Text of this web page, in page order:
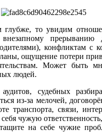
то увидим
внезапному
конфликтам с
ощущение потери
Может быть
людей.
судебных
из-за мелочей,
транспорта, связи,
чужую
тащите на себе чужие